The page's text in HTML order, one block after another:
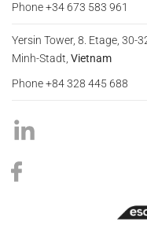
Phone +34 673 583 961
Yersin Tower, 8. Etage, 30-
Minh-Stadt, Vietnam
Phone +84 328 445 688